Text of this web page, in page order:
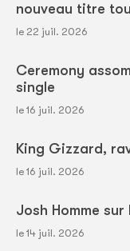
nouveau titre
le 22 juil. 2026
Ceremony
single
le 16 juil. 2026
King Gizzard,
le 16 juil. 2026
Josh Homme
le 14 juil. 2026